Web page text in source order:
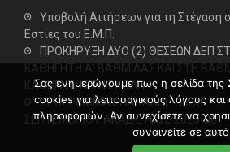
Υποβολή Αιτήσεων για τη Στέγαση
Εστίες του Ε.Μ.Π.
ΠΡΟΚΗΡΥΞΗ ΔΥΟ (2) ΘΕΣΕΩΝ ΔΕΠ
ΚΑΘΗΓΗΤΗ Α’ ΒΑΘΜΙΔΑΣ ΚΑΙ ΣΤΗ
ΚΑΘΗΓΗΤΗ ΣΤΗ ΣΧΟΛΗ
ΠΡΟΓΡΑΜΜΑ ΕΠΑΝΑΛΗΠΤΙΚΗΣ
ΣΕΠΤΕΜΒΡΙΟΥ ΑΚΑΔ.ΕΤΟΥΣ 2025-26
Σας ενημερώνουμε πως η σελίδα της
cookies για λειτουργικούς λόγους
πληροφοριών. Αν συνεχίσετε να
συναινείτε σε